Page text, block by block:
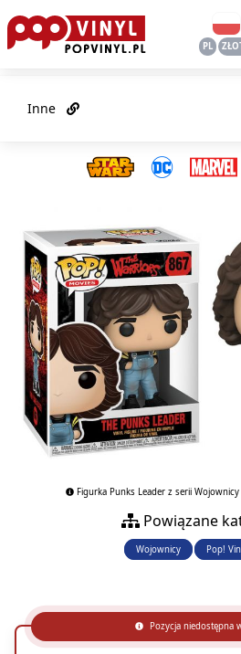
PL
Inne
Figurka Punks Leader z serii
Powiązane
Wojownicy Pop!
Pozycja niedostępna